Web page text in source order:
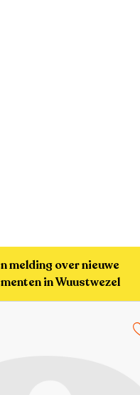
melding over nieuwe
in Wuustwezel